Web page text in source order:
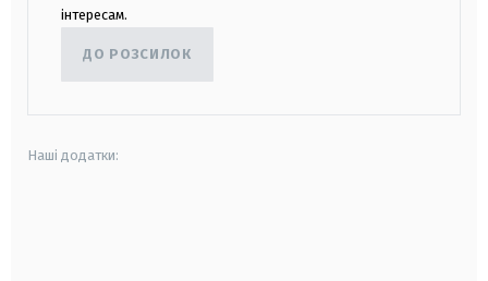
інтересам.
ДО РОЗСИЛОК
Наші додатки: